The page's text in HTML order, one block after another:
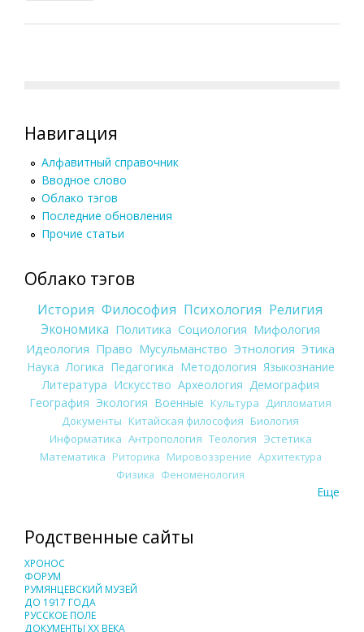
Навигация
Алфавитный справочник
Вводное слово
Облако тэгов
Последние обновления
Прочие статьи
Облако тэгов
История Философия Психология Религия
Экономика Политика Социология Мифология
Идеология Право Мусульманство Этнология Этика
Наука Логика Педагогика Методология Языкознание
Литература Искусство Археология Демография
География Экология Военные Культура
Дипломатия
Документы Китайская философия Биология
Информатика Антропология Теология Эстетика
Математика Риторика Мировоззрение Архитектура
Физика Феноменология
Еще
Родственные сайты
ХРОНОС
ФОРУМ
РУМЯНЦЕВСКИЙ МУЗЕЙ
ДО 1917 ГОДА
РУССКОЕ ПОЛЕ
ДОКУМЕНТЫ XX ВЕКА